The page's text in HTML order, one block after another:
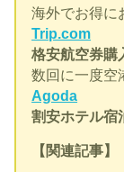
海外でお得に
Trip.com
格安航空券購
数回に一度空
Agoda
割安ホテル宿
【関連記事】